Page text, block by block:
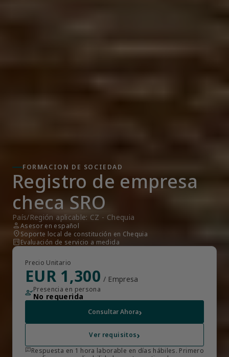
FORMACION DE SOCIEDAD
Registro de empresa
checa SRO
País/Región aplicable: CZ - Chequia
personAsesor en español
location_onSoporte local de constitución en Chequia
view_kanbanEvaluación de servicio a medida
Precio Unitario
EUR 1,300 / Empresa
person_checkPresencia en persona
No requerida
Consultar Ahora›
Ver requisitos›
chatRespuesta en 1 hora laborable en días hábiles. Primero